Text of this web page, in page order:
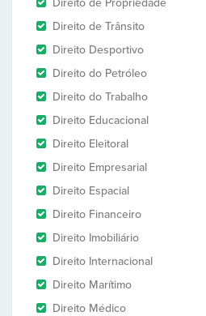
Direito de Propriedade
Direito de Trânsito
Direito Desportivo
Direito do Petróleo
Direito do Trabalho
Direito Educacional
Direito Eleitoral
Direito Empresarial
Direito Espacial
Direito Financeiro
Direito Imobiliário
Direito Internacional
Direito Marítimo
Direito Médico